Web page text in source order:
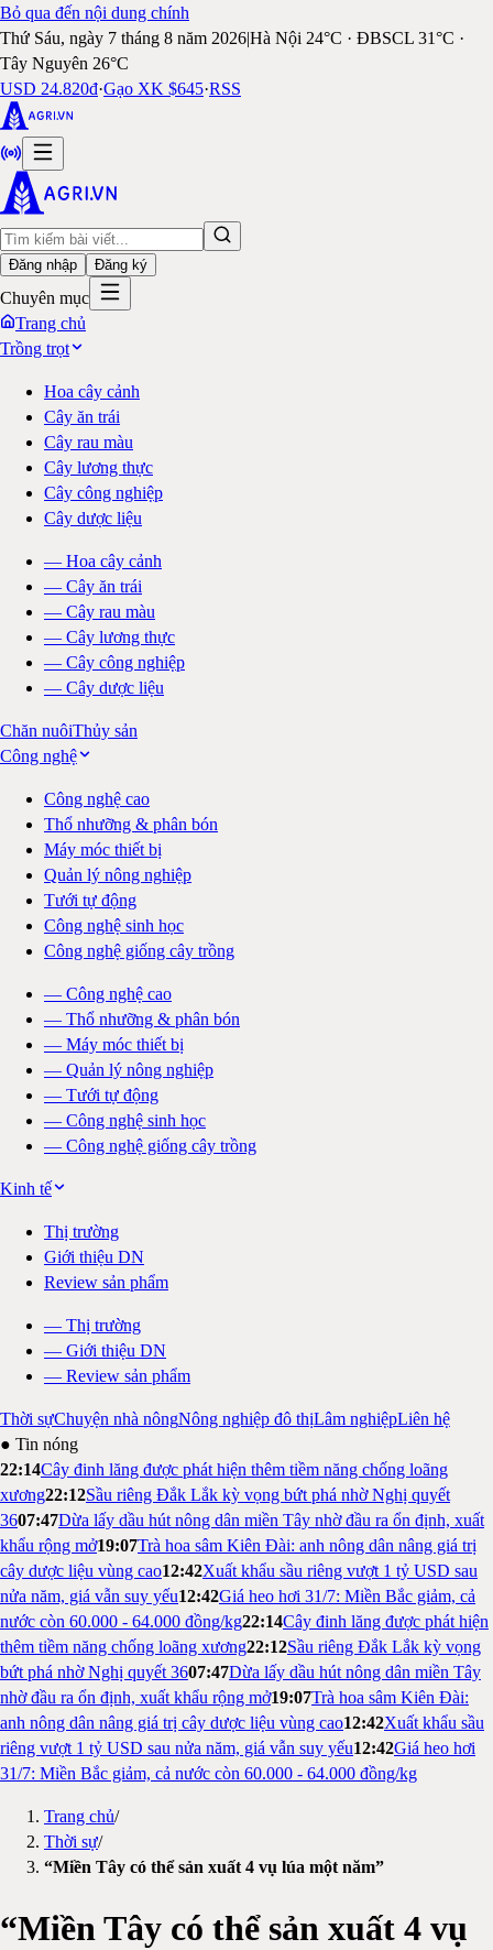
Bỏ qua đến nội dung chính
Thứ Sáu, ngày 7 tháng 8 năm 2026|Hà Nội 24°C · ĐBSCL 31°C ·
Tây Nguyên 26°C
USD 24.820đ·Gạo XK $645·RSS
Đăng nhập Đăng ký
Chuyên mục
Trang chủ
Trồng trọt
Hoa cây cảnh
Cây ăn trái
Cây rau màu
Cây lương thực
Cây công nghiệp
Cây dược liệu
— Hoa cây cảnh
— Cây ăn trái
— Cây rau màu
— Cây lương thực
— Cây công nghiệp
— Cây dược liệu
Chăn nuôiThủy sản
Công nghệ
Công nghệ cao
Thổ nhưỡng & phân bón
Máy móc thiết bị
Quản lý nông nghiệp
Tưới tự động
Công nghệ sinh học
Công nghệ giống cây trồng
— Công nghệ cao
— Thổ nhưỡng & phân bón
— Máy móc thiết bị
— Quản lý nông nghiệp
— Tưới tự động
— Công nghệ sinh học
— Công nghệ giống cây trồng
Kinh tế
Thị trường
Giới thiệu DN
Review sản phẩm
— Thị trường
— Giới thiệu DN
— Review sản phẩm
Thời sựChuyện nhà nôngNông nghiệp đô thịLâm nghiệpLiên hệ
● Tin nóng
22:14Cây đinh lăng được phát hiện thêm tiềm năng chống loãng
xương22:12Sầu riêng Đắk Lắk kỳ vọng bứt phá nhờ Nghị quyết
3607:47Dừa lấy dầu hút nông dân miền Tây nhờ đầu ra ổn định, xuất
khẩu rộng mở19:07Trà hoa sâm Kiên Đài: anh nông dân nâng giá trị
cây dược liệu vùng cao12:42Xuất khẩu sầu riêng vượt 1 tỷ USD sau
nửa năm, giá vẫn suy yếu12:42Giá heo hơi 31/7: Miền Bắc giảm, cả
nước còn 60.000 - 64.000 đồng/kg22:14Cây đinh lăng được phát hiện
thêm tiềm năng chống loãng xương22:12Sầu riêng Đắk Lắk kỳ vọng
bứt phá nhờ Nghị quyết 3607:47Dừa lấy dầu hút nông dân miền Tây
nhờ đầu ra ổn định, xuất khẩu rộng mở19:07Trà hoa sâm Kiên Đài:
anh nông dân nâng giá trị cây dược liệu vùng cao12:42Xuất khẩu sầu
riêng vượt 1 tỷ USD sau nửa năm, giá vẫn suy yếu12:42Giá heo hơi
31/7: Miền Bắc giảm, cả nước còn 60.000 - 64.000 đồng/kg
Trang chủ/
Thời sự/
“Miền Tây có thể sản xuất 4 vụ lúa một năm”
“Miền Tây có thể sản xuất 4 vụ